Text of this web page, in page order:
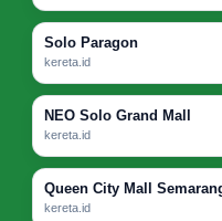
Solo Paragon
kereta.id
NEO Solo Grand Mall
kereta.id
Queen City Mall
kereta.id